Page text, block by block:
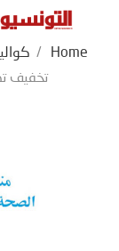
Home
/
تخفيف